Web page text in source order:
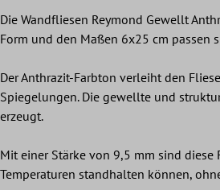
Die Wandfliesen Reymond Gewellt
Form und den Maßen 6x25 cm passen
Der Anthrazit-Farbton verleiht den
Spiegelungen. Die gewellte und
erzeugt.
Mit einer Stärke von 9,5 mm sind
Temperaturen standhalten können,